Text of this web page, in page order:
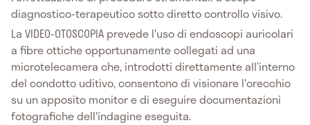
diagnostico-terapeutico sotto diretto controllo visivo.
La VIDEO-OTOSCOPIA prevede l'uso di endoscopi auricolari
a fibre ottiche opportunamente collegati ad una
microtelecamera che, introdotti direttamente all’interno
del condotto uditivo, consentono di visionare l'orecchio
su un apposito monitor e di eseguire documentazioni
fotografiche dell'indagine eseguita.